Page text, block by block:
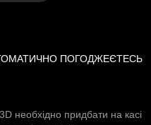
ПОГОДЖЕЄТЕСЬ
D необхідно придбати на касі